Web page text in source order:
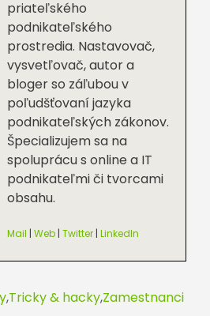
priateľského
podnikateľského
prostredia. Nastavovač,
vysvetľovač, autor a
bloger so záľubou v
poľudšťovaní jazyka
podnikateľských zákonov.
Špecializujem sa na
spoluprácu s online a IT
podnikateľmi či tvorcami
obsahu.
Mail | Web | Twitter | LinkedIn
,Tricky & hacky,Zamestnanci